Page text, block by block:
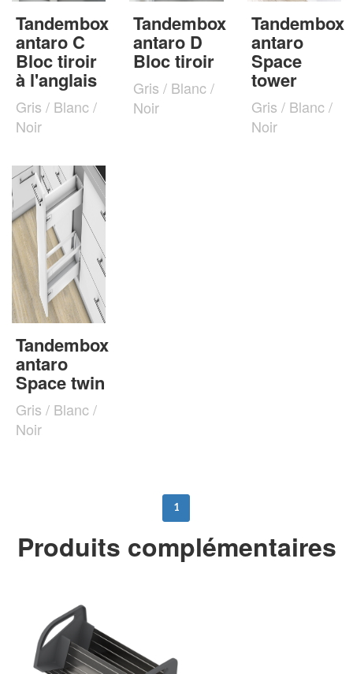
Tandembox
antaro C
Bloc tiroir
à l'anglais
Gris / Blanc /
Noir
Tandembox
antaro D
Bloc tiroir
Gris / Blanc /
Noir
Tandembox
antaro
Space
tower
Gris / Blanc /
Noir
Tandembox
antaro
Space twin
Gris / Blanc /
Noir
1
Produits complémentaires